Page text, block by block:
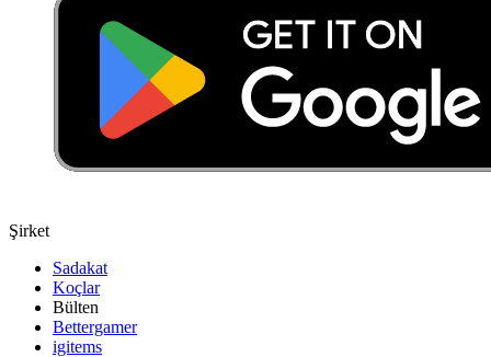
Şirket
Sadakat
Koçlar
Bülten
Bettergamer
igitems